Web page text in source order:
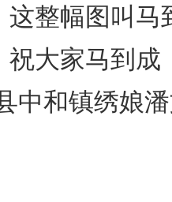
这整幅图叫马
祝大家马到成
中和镇绣娘